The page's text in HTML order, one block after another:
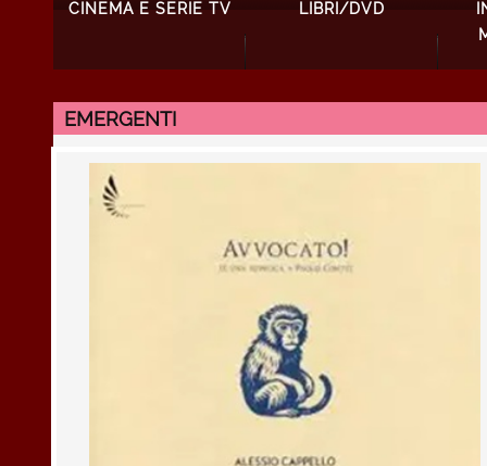
CINEMA E SERIE TV LIBRI/DVD
EMERGENTI